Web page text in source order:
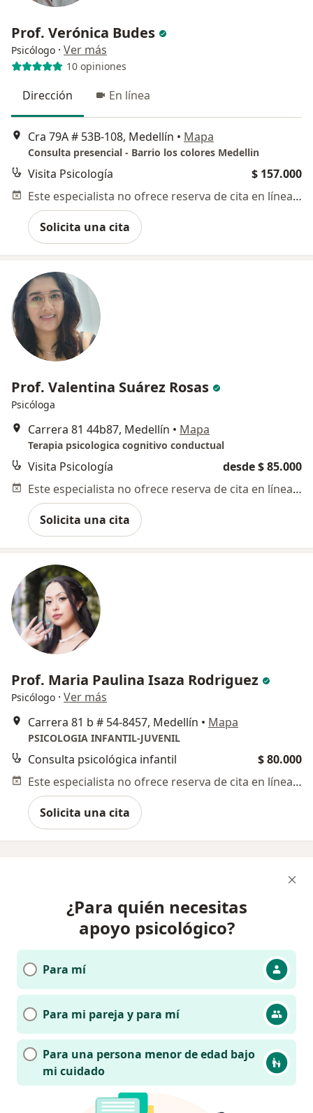
Prof. Verónica Budes
Psicólogo · Ver más
10 opiniones
Dirección En línea
Cra 79A # 53B-108, Medellín • Mapa
Consulta presencial - Barrio los colores Medellin
Visita Psicología
$ 157.000
Este especialista no ofrece reserva de cita en línea en esta dirección.
Solicita una cita
Prof. Valentina Suárez Rosas
Psicóloga
Carrera 81 44b87, Medellín • Mapa
Terapia psicologica cognitivo conductual
Visita Psicología
desde $ 85.000
Este especialista no ofrece reserva de cita en línea en esta dirección.
Solicita una cita
Prof. Maria Paulina Isaza Rodriguez
Psicólogo · Ver más
Carrera 81 b # 54-8457, Medellín • Mapa
PSICOLOGIA INFANTIL-JUVENIL
Consulta psicológica infantil
$ 80.000
Este especialista no ofrece reserva de cita en línea en esta dirección.
Solicita una cita
¿Para quién necesitas
apoyo psicológico?
Para mí
Para mi pareja y para mí
Para una persona menor de edad bajo
mi cuidado